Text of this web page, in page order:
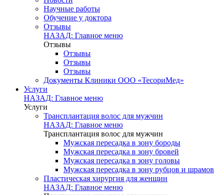
Научные работы
Обучение у доктора
Отзывы
НАЗАД: Главное меню
Отзывы
Отзывы
Отзывы
Отзывы
Документы Клиники ООО «ТесориМед»
Услуги
НАЗАД: Главное меню
Услуги
Трансплантация волос для мужчин
НАЗАД: Главное меню
Трансплантация волос для мужчин
Мужская пересадка в зону бороды
Мужская пересадка в зону бровей
Мужская пересадка в зону головы
Мужская пересадка в зону рубцов и шрамов
Пластическая хирургия для женщин
НАЗАД: Главное меню